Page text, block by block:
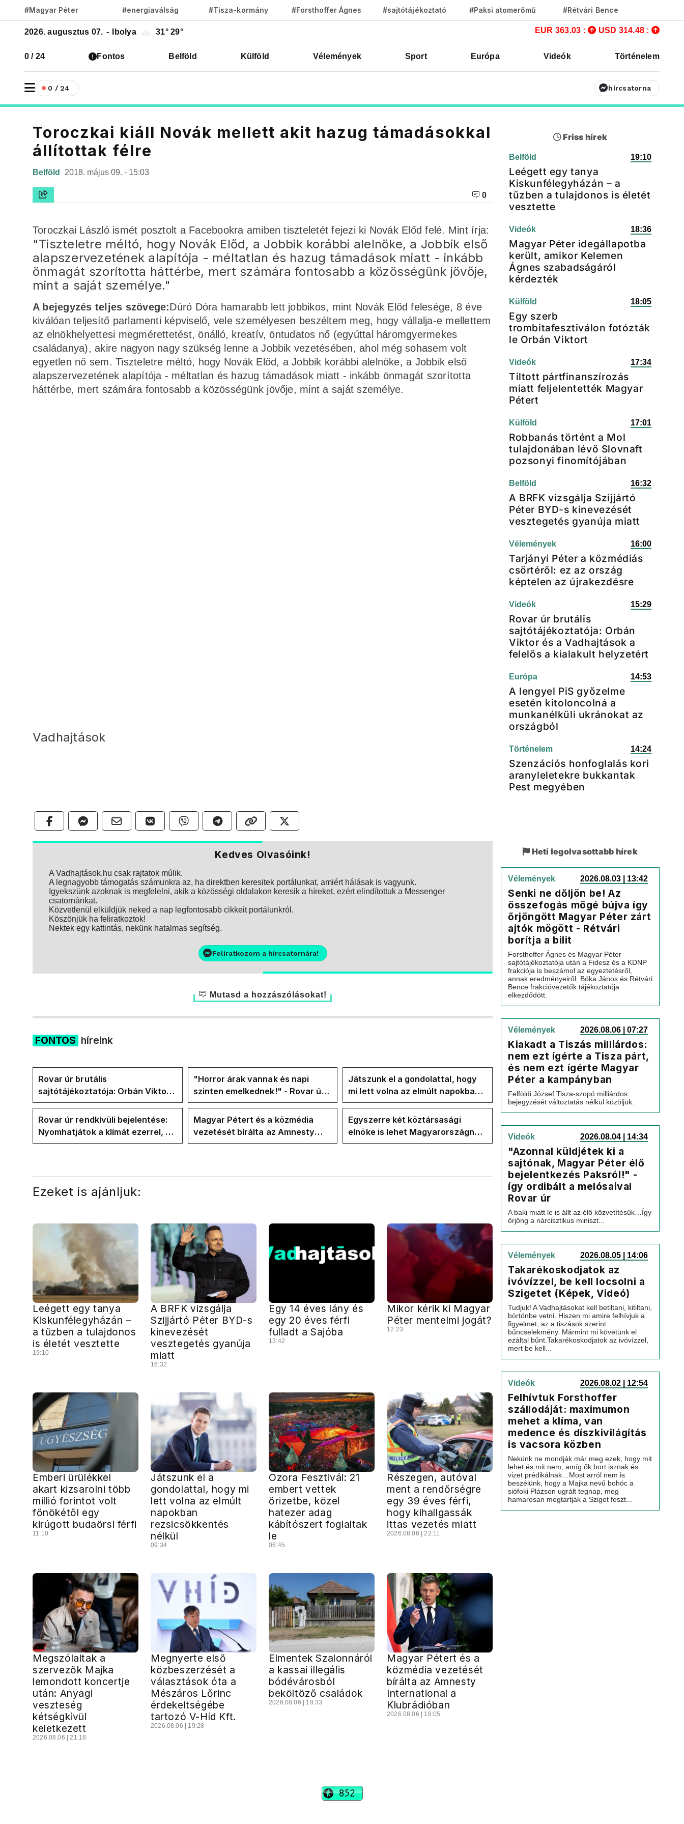
#Magyar Péter #energiaválság #Tisza-kormány #Forsthoffer Ágnes #sajtótájékoztató #Paksi atomerőmű #Rétvári Bence
2026. augusztus 07. - Ibolya 31° 29° EUR 363.03 : USD 314.48 :
0 / 24 Fontos Belföld Külföld Vélemények Sport Európa Videók Történelem
0 / 24 hírcsatorna
Toroczkai kiáll Novák mellett akit hazug támadásokkal
állítottak félre
Belföld 2018. május 09. - 15:03
0
Toroczkai László ismét posztolt a Facebookra amiben tiszteletét fejezi ki Novák Előd felé. Mint írja:
"Tiszteletre méltó, hogy Novák Előd, a Jobbik korábbi alelnöke, a Jobbik első
alapszervezetének alapítója - méltatlan és hazug támadások miatt - inkább
önmagát szorította háttérbe, mert számára fontosabb a közösségünk jövője,
mint a saját személye."
A bejegyzés teljes szövege:Dúró Dóra hamarabb lett jobbikos, mint Novák Előd felesége, 8 éve
kiválóan teljesítő parlamenti képviselő, vele személyesen beszéltem meg, hogy vállalja-e mellettem
az elnökhelyettesi megmérettetést, önálló, kreatív, öntudatos nő (egyúttal háromgyermekes
családanya), akire nagyon nagy szükség lenne a Jobbik vezetésében, ahol még sohasem volt
egyetlen nő sem. Tiszteletre méltó, hogy Novák Előd, a Jobbik korábbi alelnöke, a Jobbik első
alapszervezetének alapítója - méltatlan és hazug támadások miatt - inkább önmagát szorította
háttérbe, mert számára fontosabb a közösségünk jövője, mint a saját személye.
Vadhajtások
Kedves Olvasóink!
A Vadhajtások.hu csak rajtatok múlik.
A legnagyobb támogatás számunkra az, ha direktben keresitek portálunkat, amiért hálásak is vagyunk.
Igyekszünk azoknak is megfelelni, akik a közösségi oldalakon keresik a híreket, ezért elindítottuk a Messenger
csatornánkat.
Közvetlenül elküldjük neked a nap legfontosabb cikkeit portálunkról.
Köszönjük ha feliratkoztok!
Nektek egy kattintás, nekünk hatalmas segítség.
Feliratkozom a hírcsatornára!
Mutasd a hozzászólásokat!
FONTOS híreink
Rovar úr brutális
sajtótájékoztatója: Orbán Viktor
és a Vadhajtások a felelős a
kialakult helyzetért
"Horror árak vannak és napi
szinten emelkednek!" - Rovar úr
Facebook-oldalán lázadnak a
Tiszások
Játszunk el a gondolattal, hogy
mi lett volna az elmúlt napokban
rezsicsökkentés nélkül
Rovar úr rendkívüli bejelentése:
Nyomhatjátok a klímát ezerrel, a
hűtőket letekerhetitek, vége az
Magyar Pétert és a közmédia
vezetését bírálta az Amnesty
International a Klubrádióban
Egyszerre két köztársasági
elnöke is lehet Magyarországnak
jövő hétre
Ezeket is ajánljuk:
Leégett egy tanya
Kiskunfélegyházán –
a tűzben a tulajdonos
is életét vesztette
19:10
A BRFK vizsgálja
Szijjártó Péter BYD-s
kinevezését
vesztegetés gyanúja
miatt
16:32
Egy 14 éves lány és
egy 20 éves férfi
fulladt a Sajóba
13:42
Mikor kérik ki Magyar
Péter mentelmi jogát?
12:23
Emberi ürülékkel
akart kizsarolni több
millió forintot volt
főnökétől egy
kirúgott budaörsi férfi
11:10
Játszunk el a
gondolattal, hogy mi
lett volna az elmúlt
napokban
rezsicsökkentés
nélkül
09:34
Ozora Fesztivál: 21
embert vettek
őrizetbe, közel
hatezer adag
kábítószert foglaltak
le
06:45
Részegen, autóval
ment a rendőrségre
egy 39 éves férfi,
hogy kihallgassák
ittas vezetés miatt
2026.08.06 | 22:11
Megszólaltak a
szervezők Majka
lemondott koncertje
után: Anyagi
veszteség
kétségkívül
keletkezett
2026.08.06 | 21:18
Megnyerte első
közbeszerzését a
választások óta a
Mészáros Lőrinc
érdekeltségébe
tartozó V-Híd Kft.
2026.08.06 | 19:28
Elmentek Szalonnáról
a kassai illegális
bódévárosból
beköltöző családok
2026.08.06 | 18:33
Magyar Pétert és a
közmédia vezetését
bírálta az Amnesty
International a
Klubrádióban
2026.08.06 | 18:05
Friss hírek
Belföld 19:10
Leégett egy tanya
Kiskunfélegyházán – a
tűzben a tulajdonos is életét
vesztette
Videók 18:36
Magyar Péter idegállapotba
került, amikor Kelemen
Ágnes szabadságáról
kérdezték
Külföld 18:05
Egy szerb
trombitafesztiválon fotózták
le Orbán Viktort
Videók 17:34
Tiltott pártfinanszírozás
miatt feljelentették Magyar
Pétert
Külföld 17:01
Robbanás történt a Mol
tulajdonában lévő Slovnaft
pozsonyi finomítójában
Belföld 16:32
A BRFK vizsgálja Szijjártó
Péter BYD-s kinevezését
vesztegetés gyanúja miatt
Vélemények 16:00
Tarjányi Péter a közmédiás
csörtéről: ez az ország
képtelen az újrakezdésre
Videók 15:29
Rovar úr brutális
sajtótájékoztatója: Orbán
Viktor és a Vadhajtások a
felelős a kialakult helyzetért
Európa 14:53
A lengyel PiS győzelme
esetén kitoloncolná a
munkanélküli ukránokat az
országból
Történelem 14:24
Szenzációs honfoglalás kori
aranyleletekre bukkantak
Pest megyében
Heti legolvasottabb hírek
Vélemények 2026.08.03 | 13:42
Senki ne dőljön be! Az
összefogás mögé bújva így
őrjöngött Magyar Péter zárt
ajtók mögött - Rétvári
borítja a bilit
Forsthoffer Ágnes és Magyar Péter
sajtótájékoztatója után a Fidesz és a KDNP
frakciója is beszámol az egyeztetésről,
annak eredményeiről. Bóka János és Rétvári
Bence frakcióvezetők tájékoztatója
elkezdődött.
Vélemények 2026.08.06 | 07:27
Kiakadt a Tiszás milliárdos:
nem ezt ígérte a Tisza párt,
és nem ezt ígérte Magyar
Péter a kampányban
Felföldi József Tisza-szopó milliárdos
bejegyzését változtatás nélkül közöljük.
Videók 2026.08.04 | 14:34
"Azonnal küldjétek ki a
sajtónak, Magyar Péter élő
bejelentkezés Paksról!" -
így ordibált a melósaival
Rovar úr
A baki miatt le is állt az élő közvetítésük…Így
őrjöng a nárcisztikus miniszt...
Vélemények 2026.08.05 | 14:06
Takarékoskodjatok az
ivóvízzel, be kell locsolni a
Szigetet (Képek, Videó)
Tudjuk! A Vadhajtásokat kell betiltani, kitiltani,
börtönbe vetni. Hiszen mi amire felhívjuk a
figyelmet, az a tiszások szerint
bűncselekmény. Mármint mi követünk el
ezáltal bűnt.Takarékoskodjatok az ivóvízzel,
mert be kell...
Videók 2026.08.02 | 12:54
Felhívtuk Forsthoffer
szállodáját: maximumon
mehet a klíma, van
medence és díszkivilágítás
is vacsora közben
Nekünk ne mondják már meg ezek, hogy mit
lehet és mit nem, amíg ők bort isznak és
vizet prédikálnak…Most arról nem is
beszélünk, hogy a Majka nevű bohóc a
siófoki Plázson ugrált tegnap, meg
hamarosan megtartják a Sziget feszt...